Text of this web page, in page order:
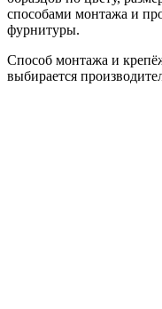
способами монтажа и
фурнитуры.
Способ монтажа и
выбирается